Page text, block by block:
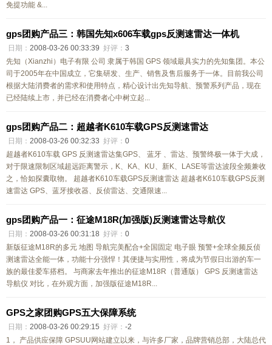
免提功能 &...
gps团购产品三：韩国先知x606车载gps反测速雷达一体机
日期： 2008-03-26 00:33:39 好评： 3
先知（Xianzhi）电子有限 公司 隶属于韩国 GPS 领域最具实力的先知集团。本公
司于2005年在中国成立，它集研发、生产、销售及售后服务于一体。目前我公司
根据大陆消费者的需求和使用特点，精心设计出先知导航、预警系列产品，现在
已经陆续上市，并已经在消费者心中树立起...
gps团购产品二：超越者K610车载GPS反测速雷达
日期： 2008-03-26 00:32:33 好评： 0
超越者K610车载 GPS 反测速雷达集GPS、 蓝牙 、雷达、预警终极一体于大成，
对于限速限制区域超远距离警示，K、KA、KU、新K、LASE等雷达波段全频兼收
之，恰如探囊取物。 超越者K610车载GPS反测速雷达 超越者K610车载GPS反测
速雷达 GPS、蓝牙接收器、反侦雷达、交通限速...
gps团购产品一：征途M18R(加强版)反测速雷达导航仪
日期： 2008-03-26 00:31:18 好评： 0
新版征途M18R的多元 地图 导航完美配合+全国固定 电子眼 预警+全球全频反侦
测速雷达全能一体，功能十分强悍！其便捷与实用性，将成为节假日出游的车一
族的最佳爱车搭档。 与商家去年推出的征途M18R（普通版） GPS 反测速雷达
导航仪 对比，在外观方面，加强版征途M18R...
GPS之家团购GPS五大保障系统
日期： 2008-03-26 00:29:15 好评： -2
1， 产品供应保障 GPSUU网站建立以来，与许多厂家，品牌营销总部，大陆总代